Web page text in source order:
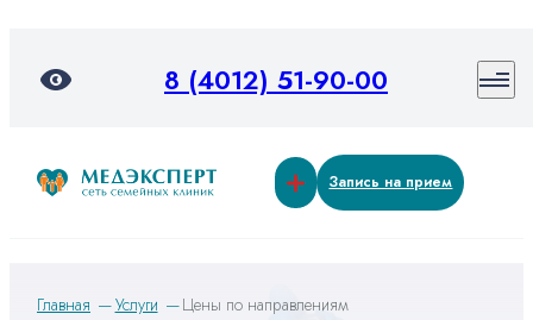
8 (4012) 51-90-00
Запись на прием
Главная Услуги Цены по направлениям